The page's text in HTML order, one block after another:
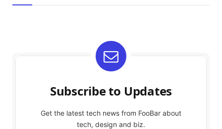
Subscribe to Updates
Get the latest tech news from FooBar about
tech, design and biz.